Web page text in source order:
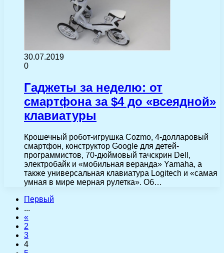
30.07.2019
0
Гаджеты за неделю: от
смартфона за $4 до «всеядной»
клавиатуры
Крошечный робот-игрушка Cozmo, 4-долларовый
смартфон, конструктор Google для детей-
программистов, 70-дюймовый тачскрин Dell,
электробайк и «мобильная веранда» Yamaha, а
также универсальная клавиатура Logitech и «самая
умная в мире мерная рулетка». Об…
Первый
...
«
2
3
4